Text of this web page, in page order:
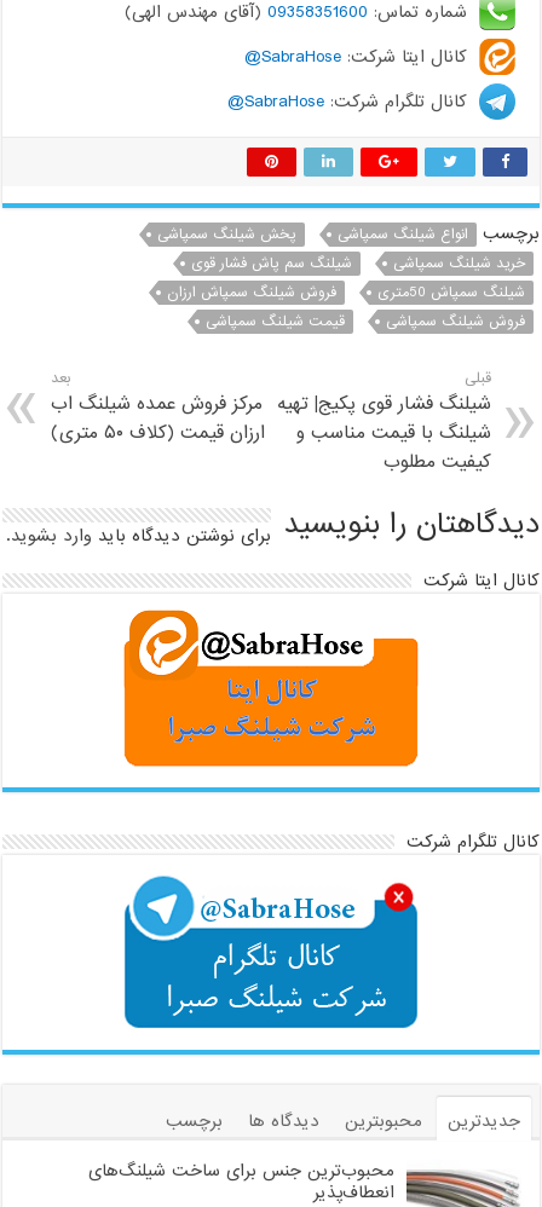
شماره تماس: 09358351600 (آقای مهندس الهی)
کانال ایتا شرکت:SabraHose@
کانال تلگرام شرکت:SabraHose@
برچسب انواع شیلنگ سمپاشی
پخش شیلنگ سمپاشی
خرید شیلنگ سمپاشی
شیلنگ سم پاش فشار قوی
شیلنگ سمپاش 50متری
فروش شیلنگ سمپاش ارزان
فروش شیلنگ سمپاشی
قیمت شیلنگ سمپاشی
قبلی
شیلنگ فشار قوی پکیج| تهیه
شیلنگ با قیمت مناسب و
کیفیت مطلوب
بعد
مرکز فروش عمده شیلنگ اب
ارزان قیمت (کلاف ۵۰ متری)
دیدگاهتان را بنویسید برای نوشتن دیدگاه باید وارد بشوید.
کانال ایتا شرکت
کانال تلگرام شرکت
جدیدترین محبوبترین دیدگاه ها
برچسب
محبوب‌ترین جنس برای ساخت شیلنگ‌های
انعطاف‌پذیر